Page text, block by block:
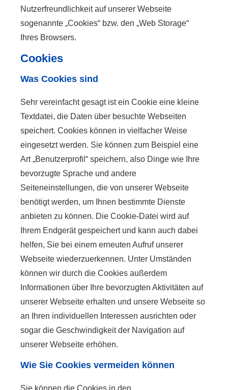
Nutzerfreundlichkeit auf unserer Webseite
sogenannte „Cookies“ bzw. den „Web Storage“
Ihres Browsers.
Cookies
Was Cookies sind
Sehr vereinfacht gesagt ist ein Cookie eine kleine
Textdatei, die Daten über besuchte Webseiten
speichert. Cookies können in vielfacher Weise
eingesetzt werden. Sie können zum Beispiel eine
Art „Benutzerprofil“ speichern, also Dinge wie Ihre
bevorzugte Sprache und andere
Seiteneinstellungen, die von unserer Webseite
benötigt werden, um Ihnen bestimmte Dienste
anbieten zu können. Die Cookie-Datei wird auf
Ihrem Endgerät gespeichert und kann auch dabei
helfen, Sie bei einem erneuten Aufruf unserer
Webseite wiederzuerkennen. Unter Umständen
können wir durch die Cookies außerdem
Informationen über Ihre bevorzugten Aktivitäten auf
unserer Webseite erhalten und unsere Webseite so
an Ihren individuellen Interessen ausrichten oder
sogar die Geschwindigkeit der Navigation auf
unserer Webseite erhöhen.
Wie Sie Cookies vermeiden können